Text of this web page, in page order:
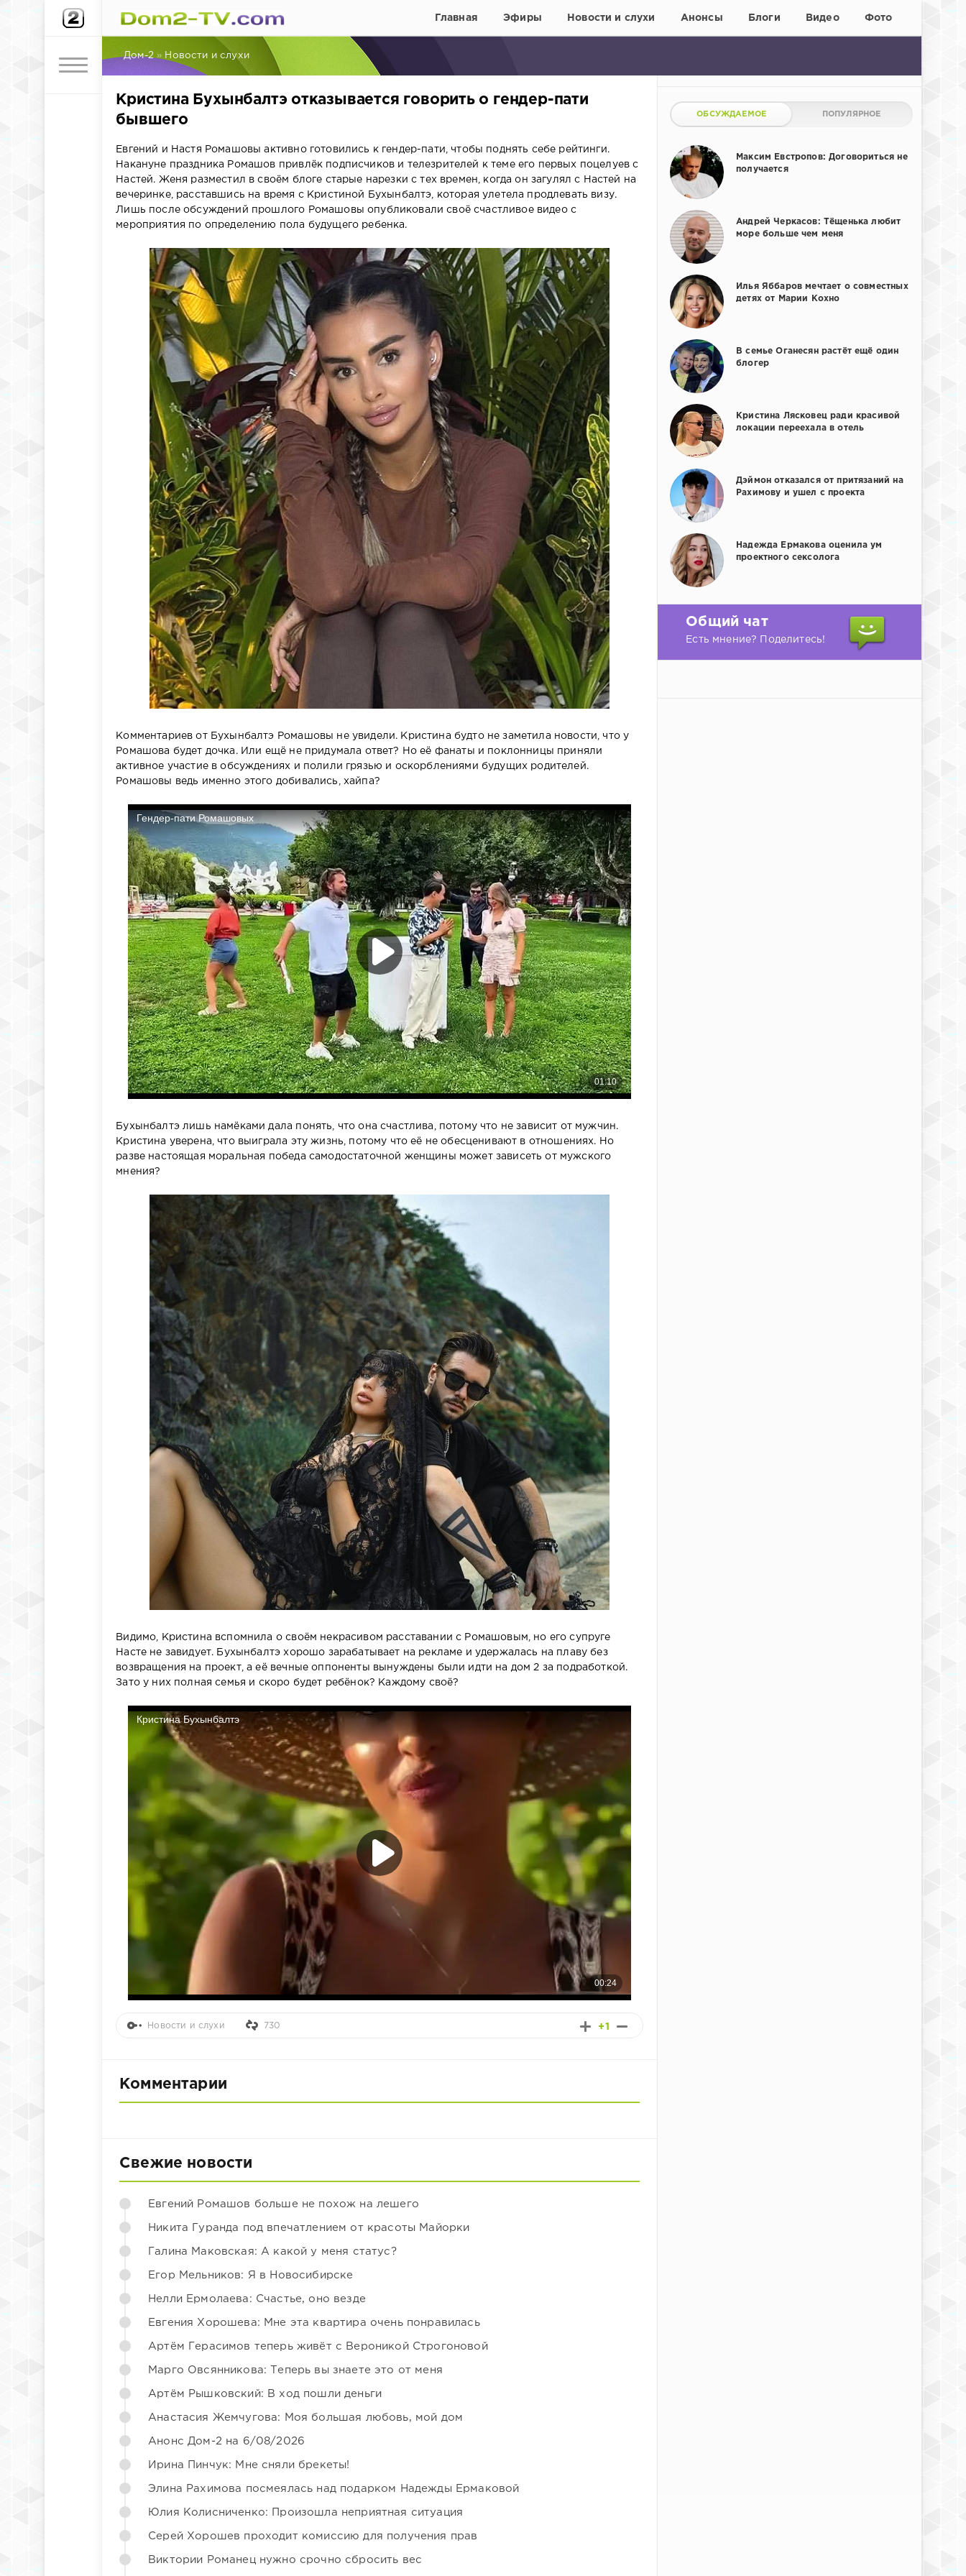
Главная Эфиры Новости и слухи Анонсы Блоги Видео Фото
Дом-2 » Новости и слухи
Кристина Бухынбалтэ отказывается говорить о гендер-пати
бывшего
Евгений и Настя Ромашовы активно готовились к гендер-пати, чтобы поднять себе рейтинги.
Накануне праздника Ромашов привлёк подписчиков и телезрителей к теме его первых поцелуев с
Настей. Женя разместил в своём блоге старые нарезки с тех времен, когда он загулял с Настей на
вечеринке, расставшись на время с Кристиной Бухынбалтэ, которая улетела продлевать визу.
Лишь после обсуждений прошлого Ромашовы опубликовали своё счастливое видео с
мероприятия по определению пола будущего ребенка.
Комментариев от Бухынбалтэ Ромашовы не увидели. Кристина будто не заметила новости, что у
Ромашова будет дочка. Или ещё не придумала ответ? Но её фанаты и поклонницы приняли
активное участие в обсуждениях и полили грязью и оскорблениями будущих родителей.
Ромашовы ведь именно этого добивались, хайпа?
Бухынбалтэ лишь намёками дала понять, что она счастлива, потому что не зависит от мужчин.
Кристина уверена, что выиграла эту жизнь, потому что её не обесценивают в отношениях. Но
разве настоящая моральная победа самодостаточной женщины может зависеть от мужского
мнения?
Видимо, Кристина вспомнила о своём некрасивом расставании с Ромашовым, но его супруге
Насте не завидует. Бухынбалтэ хорошо зарабатывает на рекламе и удержалась на плаву без
возвращения на проект, а её вечные оппоненты вынуждены были идти на дом 2 за подработкой.
Зато у них полная семья и скоро будет ребёнок? Каждому своё?
+1
Новости и слухи 730
Комментарии
Свежие новости
Евгений Ромашов больше не похож на лешего
Никита Гуранда под впечатлением от красоты Майорки
Галина Маковская: А какой у меня статус?
Егор Мельников: Я в Новосибирске
Нелли Ермолаева: Счастье, оно везде
Евгения Хорошева: Мне эта квартира очень понравилась
Артём Герасимов теперь живёт с Вероникой Строгоновой
Марго Овсянникова: Теперь вы знаете это от меня
Артём Рышковский: В ход пошли деньги
Анастасия Жемчугова: Моя большая любовь, мой дом
Анонс Дом-2 на 6/08/2026
Ирина Пинчук: Мне сняли брекеты!
Элина Рахимова посмеялась над подарком Надежды Ермаковой
Юлия Колисниченко: Произошла неприятная ситуация
Серей Хорошев проходит комиссию для получения прав
Виктории Романец нужно срочно сбросить вес
ОБСУЖДАЕМОЕ ПОПУЛЯРНОЕ
Максим Евстропов: Договориться не
получается
Андрей Черкасов: Тёщенька любит
море больше чем меня
Илья Яббаров мечтает о совместных
детях от Марии Кохно
В семье Оганесян растёт ещё один
блогер
Кристина Лясковец ради красивой
локации переехала в отель
Дэймон отказался от притязаний на
Рахимову и ушел с проекта
Надежда Ермакова оценила ум
проектного сексолога
Общий чат
Есть мнение? Поделитесь!